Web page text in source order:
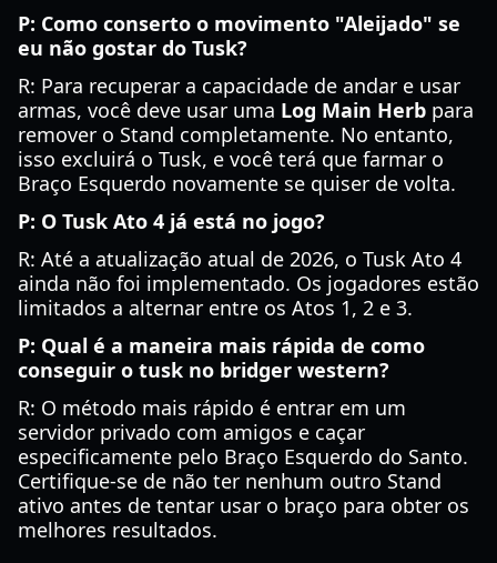
P: Como conserto o movimento "Aleijado" se
eu não gostar do Tusk?
R: Para recuperar a capacidade de andar e usar
armas, você deve usar uma Log Main Herb para
remover o Stand completamente. No entanto,
isso excluirá o Tusk, e você terá que farmar o
Braço Esquerdo novamente se quiser de volta.
P: O Tusk Ato 4 já está no jogo?
R: Até a atualização atual de 2026, o Tusk Ato 4
ainda não foi implementado. Os jogadores estão
limitados a alternar entre os Atos 1, 2 e 3.
P: Qual é a maneira mais rápida de como
conseguir o tusk no bridger western?
R: O método mais rápido é entrar em um
servidor privado com amigos e caçar
especificamente pelo Braço Esquerdo do Santo.
Certifique-se de não ter nenhum outro Stand
ativo antes de tentar usar o braço para obter os
melhores resultados.